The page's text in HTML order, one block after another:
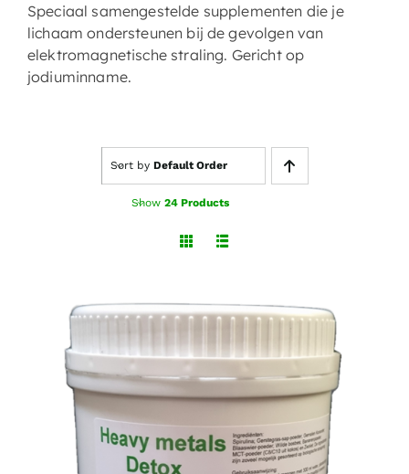
Speciaal samengestelde supplementen die je
lichaam ondersteunen bij de gevolgen van
elektromagnetische straling. Gericht op
jodiuminname.
Sort by Default Order
Show 24 Products